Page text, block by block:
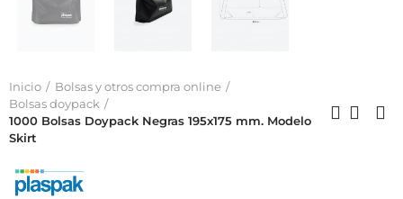
Inicio
Bolsas y otros compra online
Bolsas doypack
1000 Bolsas Doypack Negras 195x175 mm. Modelo
Skirt